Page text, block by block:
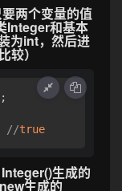
两个变量的值
Integer和基本
为int，然后进
较）
//true
生成的
生成的